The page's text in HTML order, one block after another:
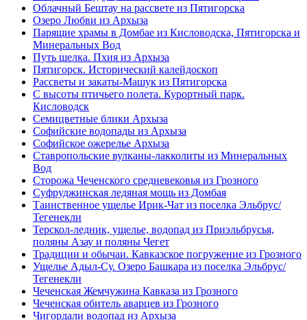
Облачный Бештау на рассвете из Пятигорска
Озеро Любви из Архыза
Парящие храмы в Домбае из Кисловодска, Пятигорска и
Минеральных Вод
Путь шелка. Пхия из Архыза
Пятигорск. Исторический калейдоскоп
Рассветы и закаты-Машук из Пятигорска
С высоты птичьего полета. Курортный парк.
Кисловодск
Семицветные блики Архыза
Софийские водопады из Архыза
Софийское ожерелье Архыза
Ставропольские вулканы-лакколиты из Минеральных
Вод
Сторожа Чеченского средневековья из Грозного
Суфруджинская ледяная мощь из Домбая
Таинственное ущелье Ирик-Чат из поселка Эльбрус/
Тегенекли
Терскол-ледник, ущелье, водопад из Приэльбрусья,
поляны Азау и поляны Чегет
Традиции и обычаи. Кавказское погружение из Грозного
Ущелье Адыл-Су. Озеро Башкара из поселка Эльбрус/
Тегенекли
Чеченская Жемчужина Кавказа из Грозного
Чеченская обитель аварцев из Грозного
Чигордали водопад из Архыза